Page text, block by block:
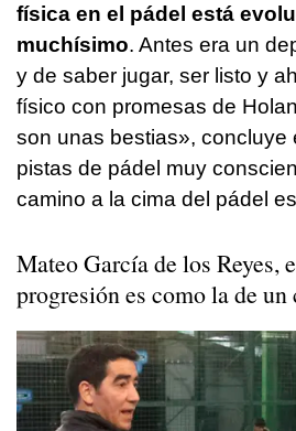
física en el pádel está
muchísimo. Antes era un
y de saber jugar, ser listo y
físico con promesas de
son unas bestias», concluye
pistas de pádel muy
camino a la cima del pádel
Mateo García de los Reyes,
progresión es como la de un